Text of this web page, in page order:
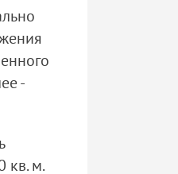
-
кв. м.